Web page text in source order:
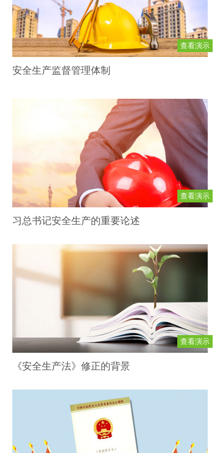
查看演示
安全生产监督管理体制
查看演示
习总书记安全生产的重要论述
查看演示
《安全生产法》修正的背景